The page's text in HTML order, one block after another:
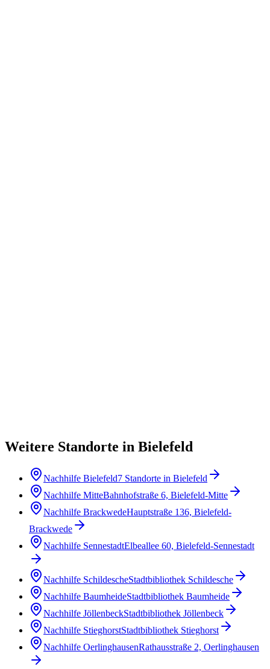
Weitere Standorte in Bielefeld
Nachhilfe Bielefeld7 Standorte in Bielefeld
Nachhilfe MitteBahnhofstraße 6, Bielefeld-Mitte
Nachhilfe BrackwedeHauptstraße 136, Bielefeld-
Brackwede
Nachhilfe SennestadtElbeallee 60, Bielefeld-Sennestadt
Nachhilfe SchildescheStadtbibliothek Schildesche
Nachhilfe BaumheideStadtbibliothek Baumheide
Nachhilfe JöllenbeckStadtbibliothek Jöllenbeck
Nachhilfe StieghorstStadtbibliothek Stieghorst
Nachhilfe OerlinghausenRathausstraße 2, Oerlinghausen